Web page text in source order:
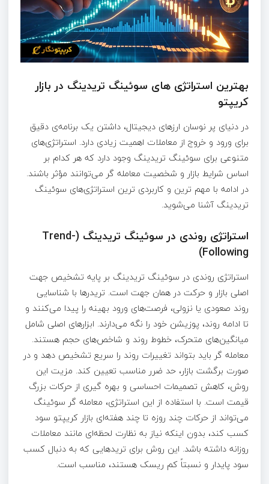
بهترین استراتژی‌ های سوئینگ تریدینگ در بازار
کریپتو
در دنیای پر نوسان ارزهای دیجیتال، داشتن یک برنامه‌ی دقیق
برای ورود و خروج از معاملات اهمیت زیادی دارد. استراتژی‌های
متنوعی برای سوئینگ تریدینگ وجود دارد که هر کدام بر
اساس شرایط بازار و شخصیت معامله‌ گر می‌توانند مؤثر باشند.
در ادامه با مهم‌ ترین و کاربردی‌ ترین استراتژی‌های سوئینگ
تریدینگ آشنا می‌شوید.
استراتژی روندی در سوئینگ تریدینگ (Trend-
Following)
استراتژی روندی در سوئینگ تریدینگ بر پایه تشخیص جهت
اصلی بازار و حرکت در همان جهت است. تریدرها با شناسایی
روند صعودی یا نزولی، فرصت‌های ورود بهینه را پیدا می‌کنند و
تا ادامه روند، پوزیشن خود را نگه می‌دارند. ابزارهای اصلی شامل
میانگین‌های متحرک، خطوط روند و شاخص‌های حجم هستند.
معامله‌ گر باید بتواند تغییرات روند را سریع تشخیص دهد و در
صورت برگشت بازار، حد ضرر مناسب تعیین کند. مزیت این
روش، کاهش تصمیمات احساسی و بهره‌ گیری از حرکات بزرگ
قیمت است. با استفاده از این استراتژی، معامله‌ گر سوئینگ
می‌تواند از حرکات چند روزه تا چند هفته‌ای بازار کریپتو سود
کسب کند، بدون اینکه نیاز به نظارت لحظه‌ای مانند معاملات
روزانه داشته باشد. این روش برای ترید‌هایی که به دنبال کسب
سود پایدار و نسبتاً کم ریسک هستند، مناسب است.